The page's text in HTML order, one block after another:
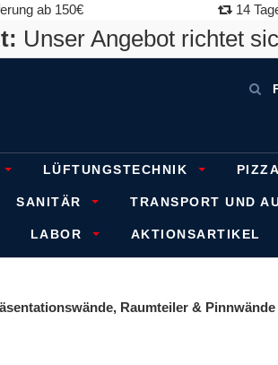
ab 150€ 14
Unser Angebot richtet
LÜFTUNGSTECHNIK
SANITÄR TRANSPORT UND
LABOR AKTIONSARTIKEL
Raumteiler & Pinnwände